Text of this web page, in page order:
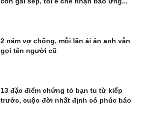
2 năm vợ chồng, mỗi lần ái ân anh vẫn
gọi tên người cũ
13 đặc điểm chứng tỏ bạn tu từ kiếp
trước, cuộc đời nhất định có phúc báo